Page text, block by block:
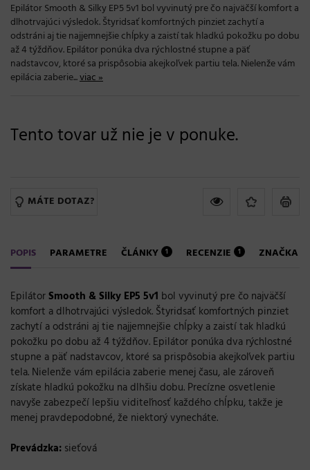
Epilátor Smooth & Silky EP5 5v1 bol vyvinutý pre čo najväčší komfort a
dlhotrvajúci výsledok. Štyridsať komfortných pinziet zachytí a
odstráni aj tie najjemnejšie chĺpky a zaistí tak hladkú pokožku po dobu
až 4 týždňov. Epilátor ponúka dva rýchlostné stupne a päť
nadstavcov, ktoré sa prispôsobia akejkoľvek partiu tela. Nielenže vám
epilácia zaberie...viac »
Tento tovar už nie je v ponuke.
MÁTE DOTAZ?
POPIS PARAMETRE ČLÁNKY 1 RECENZIE 1 ZNAČKA
EpilátorSmooth & Silky EP5 5v1 bol vyvinutý pre čo najväčší
komfort a dlhotrvajúci výsledok. Štyridsať komfortných pinziet
zachytí a odstráni aj tie najjemnejšie chĺpky a zaistí tak hladkú
pokožku po dobu až 4 týždňov. Epilátor ponúka dva rýchlostné
stupne a päť nadstavcov, ktoré sa prispôsobia akejkoľvek partiu
tela. Nielenže vám epilácia zaberie menej času, ale zároveň
získate hladkú pokožku na dlhšiu dobu. Precízne osvetlenie
navyše zabezpečí lepšiu viditeľnosť každého chĺpku, takže je
menej pravdepodobné, že niektorý vynecháte.
Prevádzka: sieťová